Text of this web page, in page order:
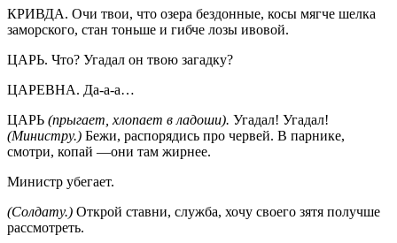
КРИВДА. Очи твои, что озера бездонные, косы мягче шелка
заморского, стан тоньше и гибче лозы ивовой.
ЦАРЬ. Что? Угадал он твою загадку?
ЦАРЕВНА. Да-а-а…
ЦАРЬ (прыгает, хлопает в ладоши). Угадал! Угадал!
(Министру.) Бежи, распорядись про червей. В парнике,
смотри, копай —они там жирнее.
Министр убегает.
(Солдату.) Открой ставни, служба, хочу своего зятя получше
рассмотреть.